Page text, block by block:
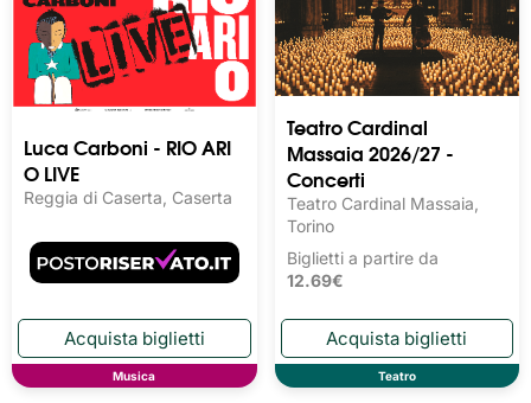
Luca Carboni - RIO ARI
O LIVE
Reggia di Caserta, Caserta
Musica
Teatro Cardinal
Massaia 2026/27 -
Concerti
Teatro Cardinal Massaia,
Torino
Biglietti a partire da
12.69€
Teatro